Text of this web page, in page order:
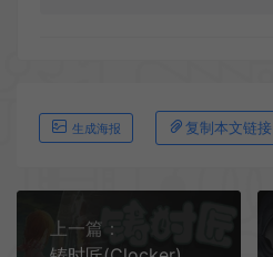
生成海报 复制本文链接
上一篇：